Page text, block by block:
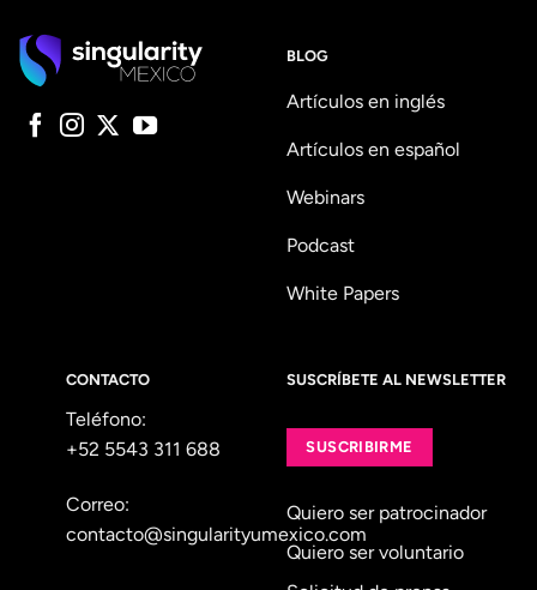
BLOG
Artículos en inglés
Artículos en español
Webinars
Podcast
White Papers
CONTACTO
Teléfono:
+52 5543 311 688
Correo:
contacto@singularityumexico.com
SUSCRÍBETE AL NEWSLETTER
SUSCRIBIRME
Quiero ser patrocinador
Quiero ser voluntario